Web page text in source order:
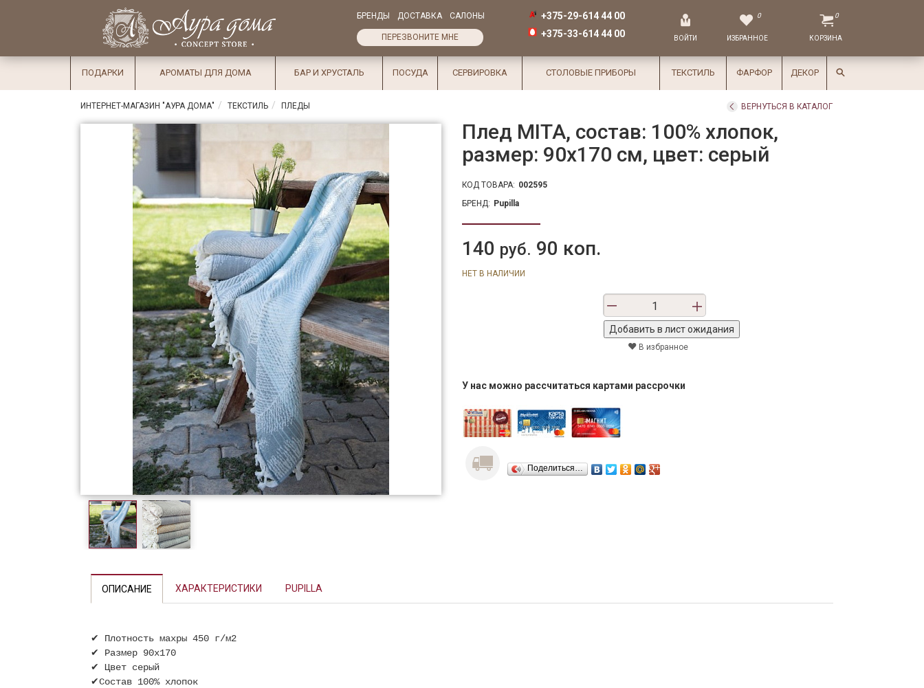
Избранное
×
СалоныДоставка
Оплата
Подарки
Ароматы
для дома
БРЕНДЫ ДОСТАВКА САЛОНЫ
ПЕРЕЗВОНИТЕ МНЕ
+375-29-614 44 00
+375-33-614 44 00
ВОЙТИ
0
ИЗБРАННОЕ
0
КОРЗИНА
ПОДАРКИ АРОМАТЫ ДЛЯ ДОМА БАР И ХРУСТАЛЬ ПОСУДА СЕРВИРОВКА СТОЛОВЫЕ ПРИБОРЫ ТЕКСТИЛЬ ФАРФОР ДЕКОР
ИНТЕРНЕТ-МАГАЗИН "АУРА ДОМА" ТЕКСТИЛЬ ПЛЕДЫ ВЕРНУТЬСЯ В КАТАЛОГ
Плед MITA, состав: 100% хлопок,
размер: 90х170 см, цвет: серый
КОД ТОВАРА: 002595
БРЕНД: Pupilla
140 руб. 90 коп.
НЕТ В НАЛИЧИИ
В избранное
У нас можно рассчитаться картами рассрочки
Поделиться…
ОПИСАНИЕ ХАРАКТЕРИСТИКИ PUPILLA
✔ Плотность махры 450 г/м2
✔ Размер 90х170
✔ Цвет серый
✔Состав 100% хлопок